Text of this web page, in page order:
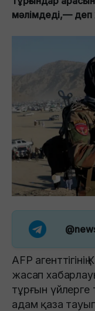
мәлімдеді,— деп
AFP
жасап
тұрғын үйлерге
адам қаза